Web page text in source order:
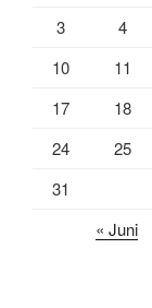
3
4
10
11
17
18
24
25
31
« Juni